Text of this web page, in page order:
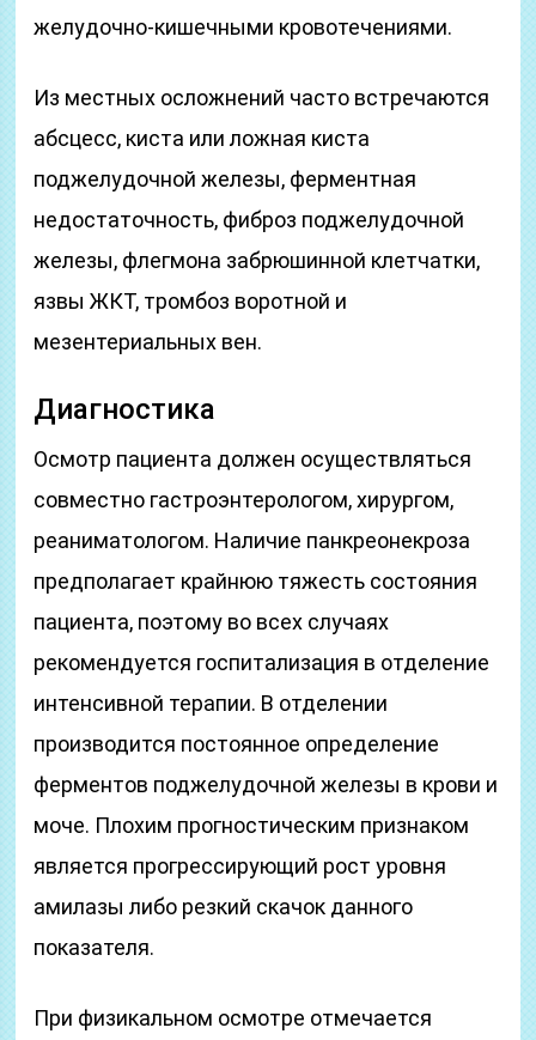
желудочно-кишечными кровотечениями.
Из местных осложнений часто встречаются
абсцесс, киста или ложная киста
поджелудочной железы, ферментная
недостаточность, фиброз поджелудочной
железы, флегмона забрюшинной клетчатки,
язвы ЖКТ, тромбоз воротной и
мезентериальных вен.
Диагностика
Осмотр пациента должен осуществляться
совместно гастроэнтерологом, хирургом,
реаниматологом. Наличие панкреонекроза
предполагает крайнюю тяжесть состояния
пациента, поэтому во всех случаях
рекомендуется госпитализация в отделение
интенсивной терапии. В отделении
производится постоянное определение
ферментов поджелудочной железы в крови и
моче. Плохим прогностическим признаком
является прогрессирующий рост уровня
амилазы либо резкий скачок данного
показателя.
При физикальном осмотре отмечается